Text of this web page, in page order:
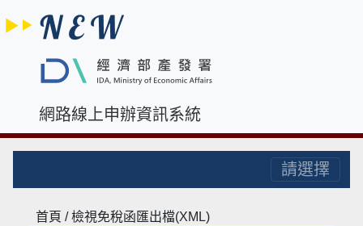
網路線上申辦資訊系統
請選擇
首頁 / 檢視免稅函匯出檔(XML)